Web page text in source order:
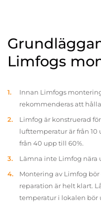
Limfogs
Innan Limfogs
rekommenderas att
Limfog är konstruerad
lufttemperatur är från 10
från 40 upp till 60%.
Lämna inte Limfog nära
Montering av Limfog
reparation är helt klart.
temperatur i lokalen bör